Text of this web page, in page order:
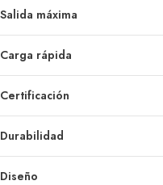
Salida máxima
Carga rápida
Certificación
Durabilidad
Diseño